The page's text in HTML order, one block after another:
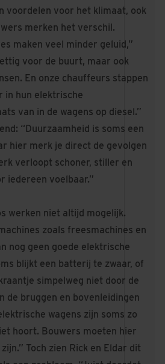
voordelen voor het klimaat, ook
merken het verschil.
maken veel minder geluid,”
voor de buurt, maar ook
En onze chauffeurs stappen
in hun elektrische
van in de wagens op diesel.”
“Duurzaamheid is soms een
hier merk je direct de gevolgen
verloopt schoner, stiller en
iedereen voelbaar.”
werken niet altijd mogelijk.
zoals freesmachines en
nog geen goede elektrische
blijkt een batterij te zwaar, of
simpelweg niet door de
de bruggen en bovenleidingen
wagens zijn soms zo
hoort. Bouwers moeten hier
Toch zien Rick en Eldar dit